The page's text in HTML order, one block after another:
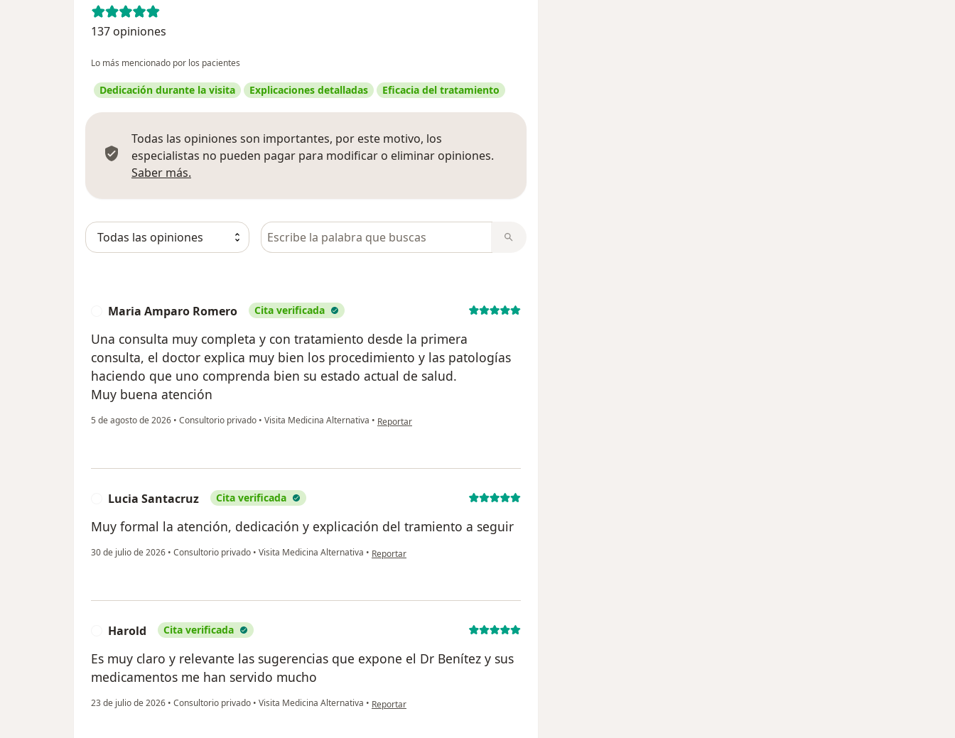
137 opiniones
Lo más mencionado por los pacientes
Dedicación durante la visita Explicaciones detalladas Eficacia del tratamiento
Todas las opiniones son importantes, por este motivo, los
especialistas no pueden pagar para modificar o eliminar opiniones.
Saber más.
Busca en opiniones
Maria Amparo Romero Cita verificada
Una consulta muy completa y con tratamiento desde la primera
consulta, el doctor explica muy bien los procedimiento y las patologías
haciendo que uno comprenda bien su estado actual de salud.
Muy buena atención
5 de agosto de 2026 • Consultorio privado • Visita Medicina Alternativa • en opinión del usuario Maria Amparo Romero
Reportar
Lucia Santacruz Cita verificada
Muy formal la atención, dedicación y explicación del tramiento a seguir
30 de julio de 2026 • Consultorio privado • Visita Medicina Alternativa • en opinión del usuario Lucia Santacruz
Reportar
Harold Cita verificada
Es muy claro y relevante las sugerencias que expone el Dr Benítez y sus
medicamentos me han servido mucho
23 de julio de 2026 • Consultorio privado • Visita Medicina Alternativa • en opinión del usuario Harold
Reportar